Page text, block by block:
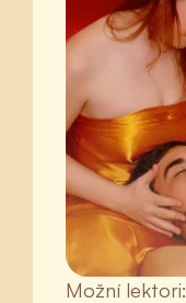
Možní lektori: